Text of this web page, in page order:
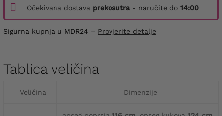
Očekivana dostava prekosutra - naručite do 14:00
Sigurna kupnja u MDR24 – Provjerite detalje
Tablica veličina
Veličina Dimenzije